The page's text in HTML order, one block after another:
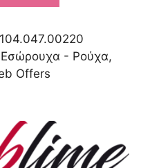
Εσώρουχα - Ρούχα,
Offers